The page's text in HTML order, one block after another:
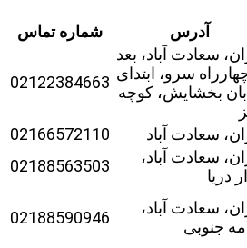
آدرس شماره تماس
سعادت آباد، بعد
سرو، ابتدای
بخشایش، کوچه
02122384663
سعادت آباد
02166572110
سعادت آباد،
دریا
02188563503
سعادت آباد،
جنوبی
02188590946